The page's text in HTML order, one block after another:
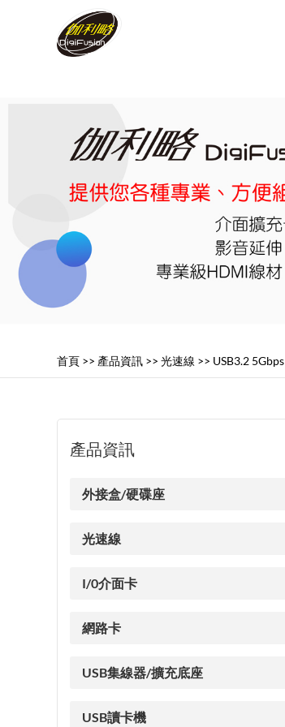
首頁 >> 產品資訊 >> 光速線 >> USB3.2 5Gbps
產品資訊
外接盒/硬碟座
光速線
I/0介面卡
網路卡
USB集線器/擴充底座
USB讀卡機